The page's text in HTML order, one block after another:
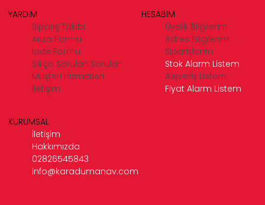
YARDIM
Sipariş Takibi
Arıza Formu
İade Formu
Sıkça Sorulan Sorular
Müşteri Hizmetleri
İletişim
HESABIM
Üyelik Bilgilerim
Adres Bilgilerim
Siparişlerim
Stok Alarm Listem
Alışveriş Listem
Fiyat Alarm Listem
KURUMSAL
İletişim
Hakkımızda
02826545843
info@karadumanav.com